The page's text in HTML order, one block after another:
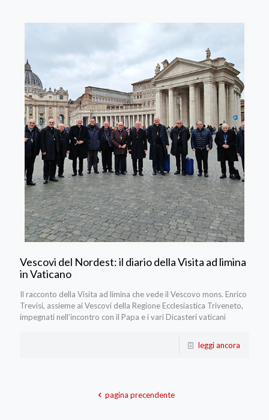
Vescovi del Nordest: il diario della Visita ad limina
in Vaticano
Il racconto della Visita ad limina che vede il Vescovo mons. Enrico
Trevisi, assieme ai Vescovi della Regione Ecclesiastica Triveneto,
impegnati nell’incontro con il Papa e i vari Dicasteri vaticani
leggi ancora
pagina precendente